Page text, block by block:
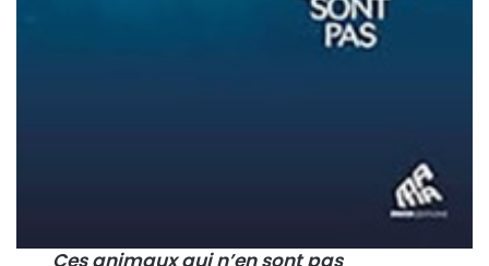
Ces animaux qui n’en sont pas